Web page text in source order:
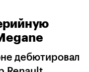
дебютировал